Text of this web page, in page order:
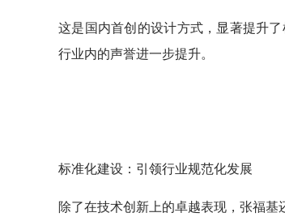
这是国内首创的设计方式，显著提升
行业内的声誉进一步提升。
标准化建设：引领行业规范化发展
除了在技术创新上的卓越表现，张福基